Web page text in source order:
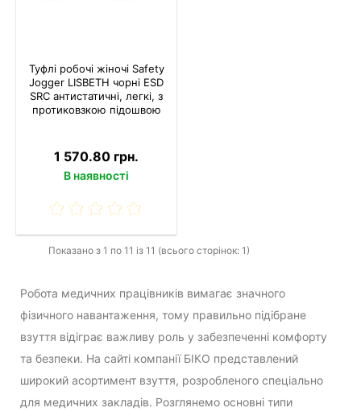
Туфлі робочі жіночі Safety
Jogger LISBETH чорні ESD
SRC антистатичні, легкі, з
протиковзкою підошвою
1 570.80 грн.
В наявності
Показано з 1 по 11 із 11 (всього сторінок: 1)
Робота медичних працівників вимагає значного
фізичного навантаження, тому правильно підібране
взуття відіграє важливу роль у забезпеченні комфорту
та безпеки. На сайті компанії БІКО представлений
широкий асортимент взуття, розробленого спеціально
для медичних закладів. Розглянемо основні типи